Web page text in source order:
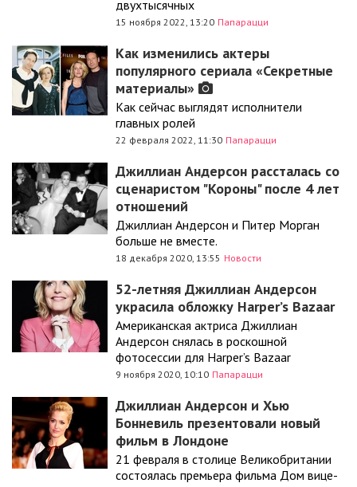
двухтысячных
15 ноября 2022, 13:20 Папарацци
Как изменились актеры
популярного сериала «Секретные
материалы»
Как сейчас выглядят исполнители
главных ролей
22 февраля 2022, 11:30 Папарацци
Джиллиан Андерсон рассталась со
сценаристом "Короны" после 4 лет
отношений
Джиллиан Андерсон и Питер Морган
больше не вместе.
18 декабря 2020, 13:55 Новости
52-летняя Джиллиан Андерсон
украсила обложку Harper’s Bazaar
Американская актриса Джиллиан
Андерсон снялась в роскошной
фотосессии для Harper’s Bazaar
9 ноября 2020, 10:10 Папарацци
Джиллиан Андерсон и Хью
Бонневиль презентовали новый
фильм в Лондоне
21 февраля в столице Великобритании
состоялась премьера фильма Дом вице-